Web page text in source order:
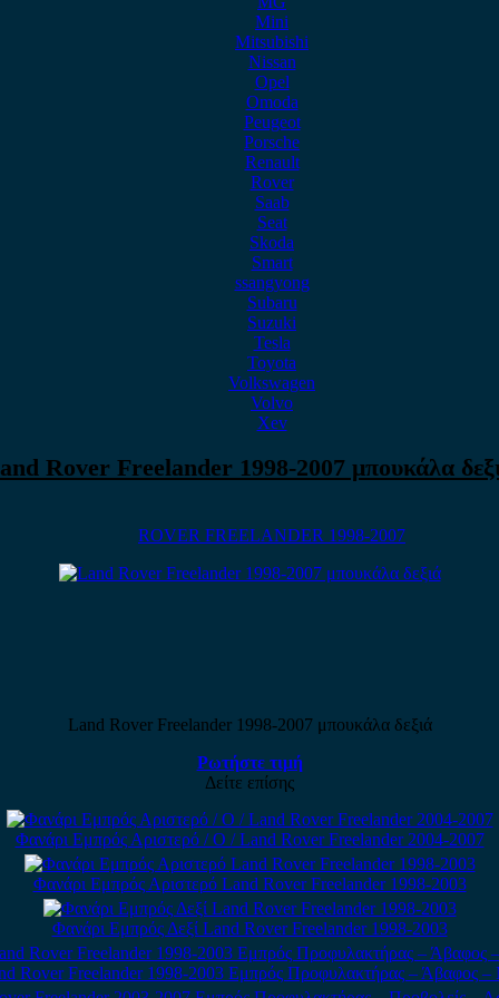
Mini
Mitsubishi
Nissan
Opel
Omoda
Peugeot
Porsche
Renault
Rover
Saab
Seat
Skoda
Smart
ssangyong
Subaru
Suzuki
Tesla
Toyota
Volkswagen
Volvo
Xev
Rover Freelander 1998-2007 μπουκάλα
ROVER FREELANDER 1998-2007
Land Rover Freelander 1998-2007 μπουκάλα δεξιά
Ρωτήστε τιμή
Δείτε επίσης
Φανάρι Εμπρός Αριστερό / Ο / Land Rover Freelander 2004-2007
Φανάρι Εμπρός Αριστερό Land Rover Freelander 1998-2003
Φανάρι Εμπρός Δεξί Land Rover Freelander 1998-2003
Rover Freelander 1998-2003 Εμπρός Προφυλακτήρας – Άβαφος